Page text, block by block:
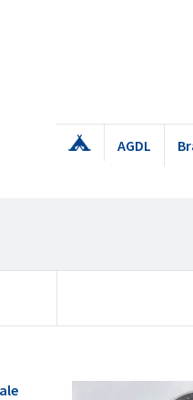
AGDL